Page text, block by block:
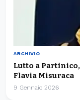
ARCHIVIO
Lutto a
Flavia Misuraca
9 Gennaio 2026